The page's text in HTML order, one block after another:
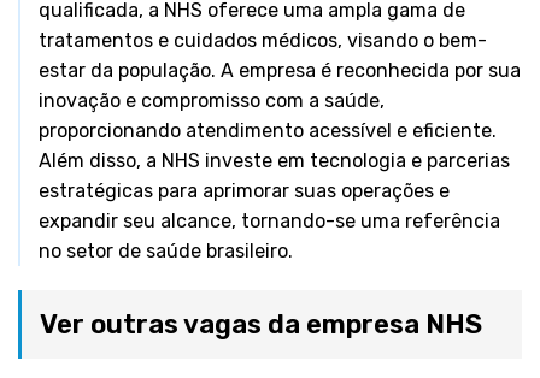
qualificada, a NHS oferece uma ampla gama de
tratamentos e cuidados médicos, visando o bem-
estar da população. A empresa é reconhecida por sua
inovação e compromisso com a saúde,
proporcionando atendimento acessível e eficiente.
Além disso, a NHS investe em tecnologia e parcerias
estratégicas para aprimorar suas operações e
expandir seu alcance, tornando-se uma referência
no setor de saúde brasileiro.
Ver outras vagas da empresa NHS